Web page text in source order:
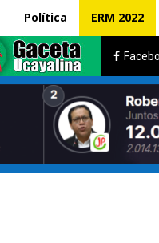
Política ERM 2022